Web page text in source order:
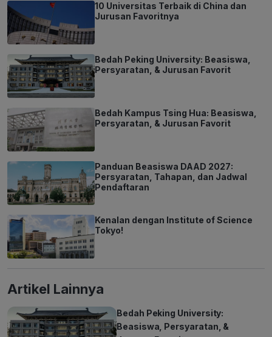
10 Universitas Terbaik di China dan
Jurusan Favoritnya
Bedah Peking University: Beasiswa,
Persyaratan, & Jurusan Favorit
Bedah Kampus Tsing Hua: Beasiswa,
Persyaratan, & Jurusan Favorit
Panduan Beasiswa DAAD 2027:
Persyaratan, Tahapan, dan Jadwal
Pendaftaran
Kenalan dengan Institute of Science
Tokyo!
Artikel Lainnya
Bedah Peking University:
Beasiswa, Persyaratan, &